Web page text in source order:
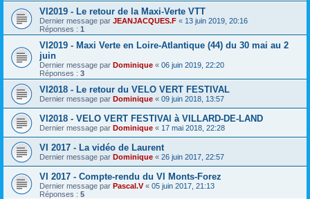
VI2019 - Le retour de la Maxi-Verte VTT
Dernier message par JEANJACQUES.F « 13 juin 2019, 20:16
Réponses : 1
VI2019 - Maxi Verte en Loire-Atlantique (44) du 30 mai au 2
juin
Dernier message par Dominique « 06 juin 2019, 22:20
Réponses : 3
VI2018 - Le retour du VELO VERT FESTIVAL
Dernier message par Dominique « 09 juin 2018, 13:57
VI2018 - VELO VERT FESTIVAl à VILLARD-DE-LAND
Dernier message par Dominique « 17 mai 2018, 22:28
VI 2017 - La vidéo de Laurent
Dernier message par Dominique « 26 juin 2017, 22:57
VI 2017 - Compte-rendu du VI Monts-Forez
Dernier message par Pascal.V« 05 juin 2017, 21:13
Réponses : 5